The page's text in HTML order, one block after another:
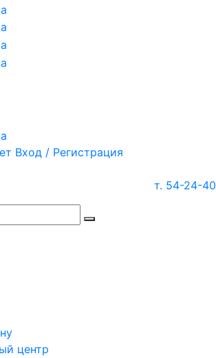
Вход / Регистрация
т. 54-24-40
центр